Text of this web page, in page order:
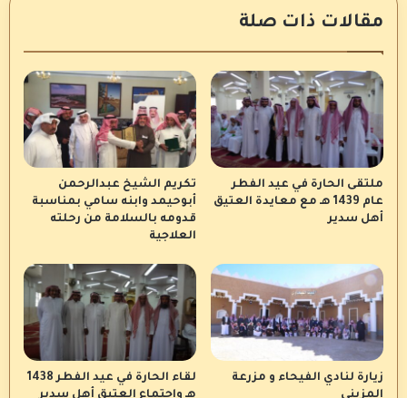
مقالات ذات صلة
ملتقى الحارة في عيد الفطر
عام 1439 هـ مع معايدة العتيق
أهل سدير
تكريم الشيخ عبدالرحمن
أبوحيمد وابنه سامي بمناسبة
قدومه بالسلامة من رحلته
العلاجية
زيارة لنادي الفيحاء و مزرعة
لقاء الحارة في عيد الفطر 1438